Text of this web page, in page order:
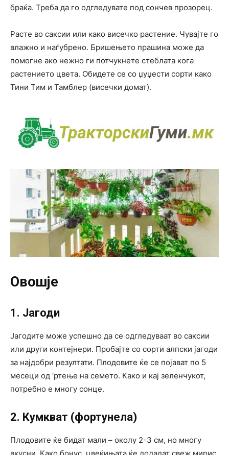
браќа. Треба да го одгледувате под сончев прозорец.
Расте во саксии или како висечко растение. Чувајте го
влажно и наѓубрено. Бришењето прашина може да
помогне ако нежно ги потчукнете стеблата кога
растението цвета. Обидете се со џуџести сорти како
Тини Тим и Тамблер (висечки домат).
Овошје
1. Јагоди
Јагодите може успешно да се одгледуваат во саксии
или други контејнери. Пробајте со сорти алпски јагоди
за најдобри резултати. Плодовите ќе се појават по 5
месеци од ‘ртење на семето. Како и кај зеленчукот,
потребно е многу сонце.
2. Кумкват (фортунела)
Плодовите ќе бидат мали – околу 2-3 см, но многу
вкусни. Како бонус, цвеќињата ќе додадат свеж мирис